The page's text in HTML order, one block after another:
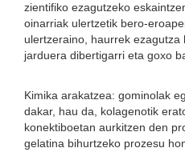
zientifiko ezagutzeko
oinarriak ulertzetik bero-
ulertzeraino, haurrek ezagutza
jarduera dibertigarri eta goxo
Kimika arakatzea: gominolak
dakar, hau da, kolagenotik
konektiboetan aurkitzen den
gelatina bihurtzeko prozesu